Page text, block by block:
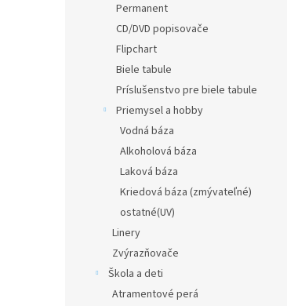
Permanent
CD/DVD popisovače
Flipchart
Biele tabule
Príslušenstvo pre biele tabule
Priemysel a hobby
Vodná báza
Alkoholová báza
Laková báza
Kriedová báza (zmývateľné)
ostatné(UV)
Linery
Zvýrazňovače
Škola a deti
Atramentové perá